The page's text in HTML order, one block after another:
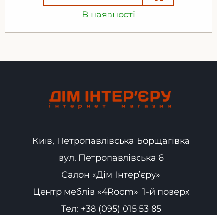
В наявності
Київ, Петропавлівська Борщагівка
вул. Петропавлівська 6
Салон «Дім Інтер’єру»
Центр меблів «4Room», 1-й поверх
Тел: +38 (095) 015 53 85